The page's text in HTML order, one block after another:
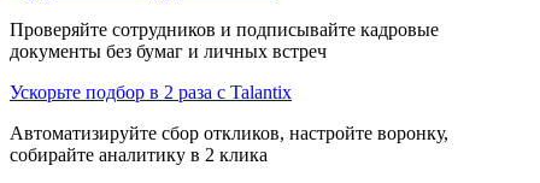
Проверяйте сотрудников и подписывайте кадровые
документы без бумаг и личных встреч
Ускорьте подбор в 2 раза с Talantix
Автоматизируйте сбор откликов, настройте воронку,
собирайте аналитику в 2 клика